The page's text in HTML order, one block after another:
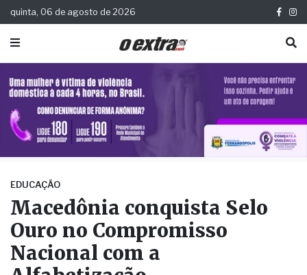
quinta, 06 de agosto de 2026
EDUCAÇÃO
Macedônia conquista Selo
Ouro no Compromisso
Nacional com a